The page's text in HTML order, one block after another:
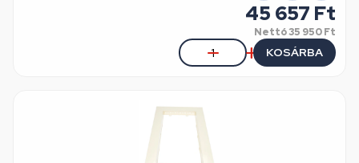
45 657 Ft
Nettó35 950 Ft
KOSÁRBA